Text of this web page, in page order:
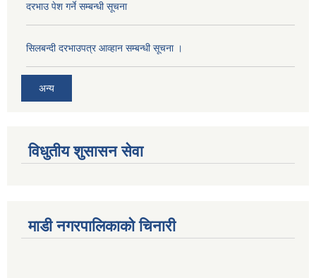
दरभाउ पेश गर्ने सम्बन्धी सूचना
सिलबन्दी दरभाउपत्र आव्हान सम्बन्धी सूचना ।
अन्य
विधुतीय शुसासन सेवा
माडी नगरपालिकाको चिनारी